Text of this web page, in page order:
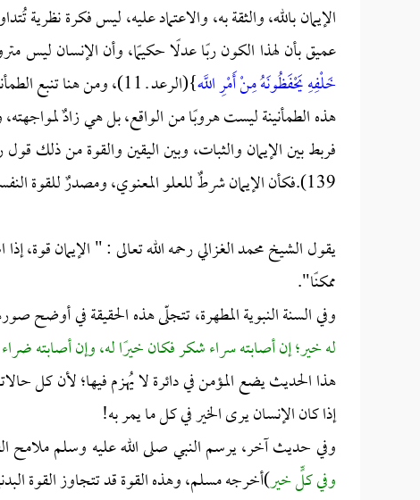
الإيمان بالله، والثقة به، والاعتماد عليه، ليس فكرة
عميق بأن لهذا الكون ربًا عدلًا حكيمًا، وأن الإنسان ليس
خَلْفِهِ يَحْفَظُونَهُ مِنْ أَمْرِ اللَّه}(الرعد ـ 11)، ومن هنا تنبع الطمأنينة: {
هذه الطمأنينة ليست هروبًا من الواقع، بل هي زادٌ
فربط بين الإيمان والثبات، وبين اليقين والقوة من ذلك قول
139).فكأن الإيمان شرطٌ للعلو المعنوي، ومصدرٌ للقوة النفسية التي تمنع الانكسار.
يقول الشيخ محمد الغزالي رحمه الله تعالى : " الإيمان
ممكنًا".
وفي السنة النبوية المطهرة، تتجلّى هذه الحقيقة في أوضح
له خير؛ إن أصابته سراء شكر فكان خيرًا له، وإن أصابته
هذا الحديث يضع المؤمن في دائرة لا يُهزم فيها؛ لأن كل
إذا كان الإنسان يرى الخير في كل ما يمر به!
وفي حديث آخر، يرسم النبي صلى الله عليه وسلم ملامح
وفي كلٍّ خير)أخرجه مسلم، وهذه القوة قد تتجاوز القوة